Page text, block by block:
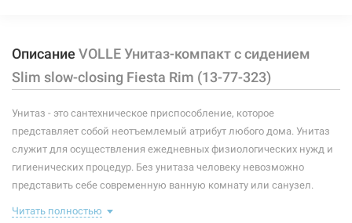
Высота: 790 мм
Тип: унитаз-компакт
Тип монтажа:
Форма: овальная
Выпуск:
Описание VOLLE Унитаз-компакт с сидением
Slim slow-closing Fiesta Rim (13-77-323)
Унитаз - это сантехническое приспособление, которое
представляет собой неотъемлемый атрибут любого дома. Унитаз
служит для осуществления ежедневных физиологических нужд и
гигиенических процедур. Без унитаза человеку невозможно
представить себе современную ванную комнату или санузел.
Читать полностью